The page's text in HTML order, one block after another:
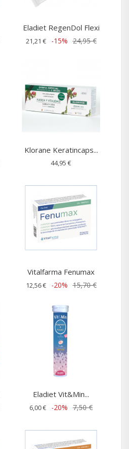
Eladiet RegenDol Flexi
21,21 € -15% 24,95 €
Klorane Keratincaps...
44,95 €
Vitalfarma Fenumax
12,56 € -20% 15,70 €
Eladiet Vit&Min...
6,00 € -20% 7,50 €